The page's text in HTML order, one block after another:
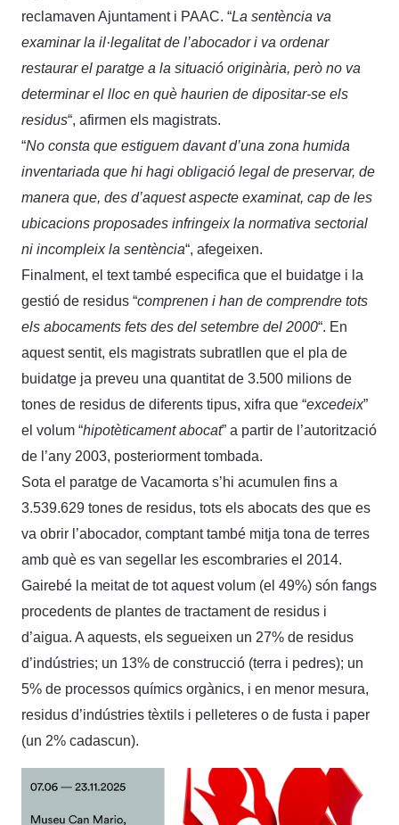
reclamaven Ajuntament i PAAC. “La sentència va
examinar la il·legalitat de l’abocador i va ordenar
restaurar el paratge a la situació originària, però no va
determinar el lloc en què haurien de dipositar-se els
residus“, afirmen els magistrats.
“No consta que estiguem davant d’una zona humida
inventariada que hi hagi obligació legal de preservar, de
manera que, des d’aquest aspecte examinat, cap de les
ubicacions proposades infringeix la normativa sectorial
ni incompleix la sentència“, afegeixen.
Finalment, el text també especifica que el buidatge i la
gestió de residus “comprenen i han de comprendre tots
els abocaments fets des del setembre del 2000“. En
aquest sentit, els magistrats subratllen que el pla de
buidatge ja preveu una quantitat de 3.500 milions de
tones de residus de diferents tipus, xifra que “excedeix”
el volum “hipotèticament abocat” a partir de l’autorització
de l’any 2003, posteriorment tombada.
Sota el paratge de Vacamorta s’hi acumulen fins a
3.539.629 tones de residus, tots els abocats des que es
va obrir l’abocador, comptant també mitja tona de terres
amb què es van segellar les escombraries el 2014.
Gairebé la meitat de tot aquest volum (el 49%) són fangs
procedents de plantes de tractament de residus i
d’aigua. A aquests, els segueixen un 27% de residus
d’indústries; un 13% de construcció (terra i pedres); un
5% de processos químics orgànics, i en menor mesura,
residus d’indústries tèxtils i pelleteres o de fusta i paper
(un 2% cadascun).